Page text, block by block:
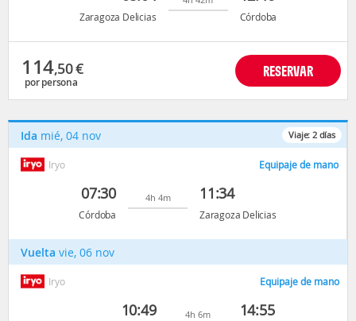
Zaragoza Delicias Córdoba
114,50€
por persona
RESERVAR
Viaje: 2días
Ida mié, 04 nov
Iryo Equipaje de mano
07:30
Córdoba
4h 4m 11:34
Zaragoza Delicias
Vuelta vie, 06 nov
Iryo Equipaje de mano
10:49 4h 6m 14:55